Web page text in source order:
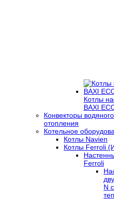
Котлы
BAXI
Конвекторы водяного
отопления
Котельное
Котлы Navien
Котлы Ferroli
Ferroli
N